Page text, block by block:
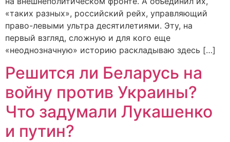
«таких разных», российский рейх, управляющий
право-левыми ультра десятилетиями. Эту, на
первый взгляд, сложную и для кого еще
«неоднозначную» историю раскладываю здесь […]
Решится ли Беларусь на
войну против Украины?
Что задумали Лукашенко
и путин?